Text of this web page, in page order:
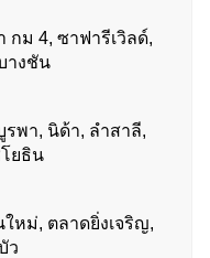
ม 4, ซาฟารีเวิลด์,
างชัน
รพา, นิด้า, ลำสาลี,
ยธิน
ใหม่, ตลาดยิ่งเจริญ,
ว